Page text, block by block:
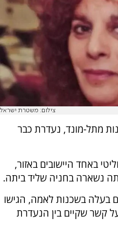
צילום: משטרת ישראל
מתל-מונד, נעדרת כבר
באחד היישובים באזור,
נשארה בחניה שליד ביתה.
בעלה בשכנות לאמה, הגישו
קשר שקיים בין הנעדרת